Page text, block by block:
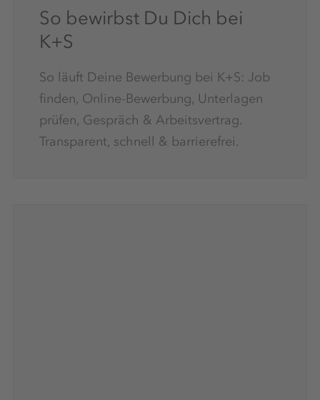
So bewirbst Du Dich bei
K+S
So läuft Deine Bewerbung bei K+S: Job
finden, Online-Bewerbung, Unterlagen
prüfen, Gespräch & Arbeitsvertrag.
Transparent, schnell & barrierefrei.